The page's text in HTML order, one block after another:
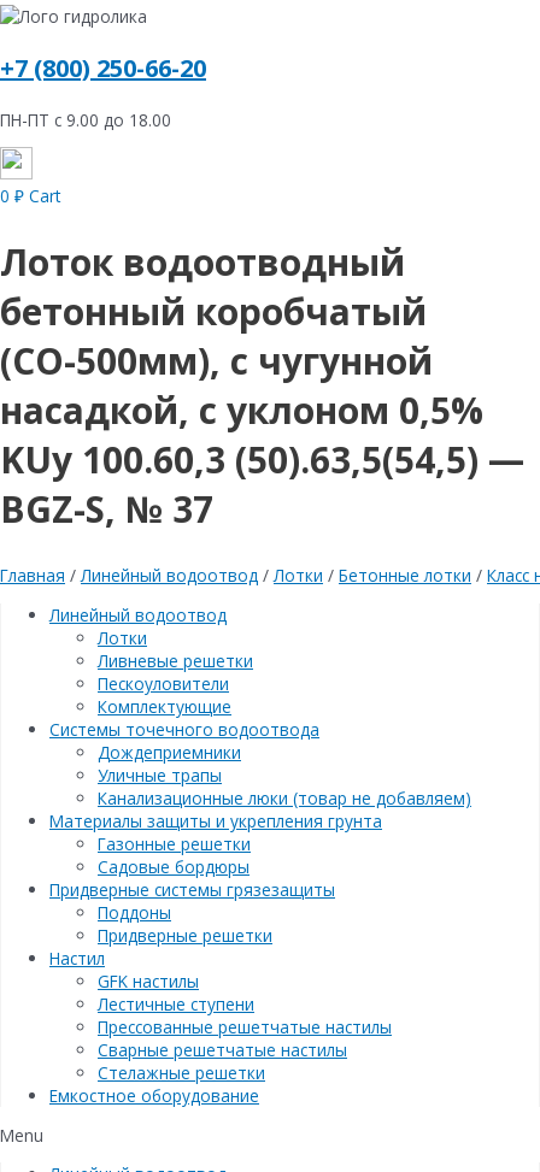
+7 (800) 250-66-20
ПН-ПТ с 9.00 до 18.00
0 ₽ Cart
Лоток водоотводный
бетонный коробчатый
(СО-500мм), с чугунной
насадкой, с уклоном 0,5%
KUу 100.60,3 (50).63,5(54,5) —
BGZ-S, № 37
Главная /Линейный водоотвод /Лотки / Бетонные лотки / Класс
Линейный водоотвод
Лотки
Ливневые решетки
Пескоуловители
Комплектующие
Системы точечного водоотвода
Дождеприемники
Уличные трапы
Канализационные люки (товар не добавляем)
Материалы защиты и укрепления грунта
Газонные решетки
Садовые бордюры
Придверные системы грязезащиты
Поддоны
Придверные решетки
Настил
GFK настилы
Лестичные ступени
Прессованные решетчатые настилы
Сварные решетчатые настилы
Стелажные решетки
Емкостное оборудование
Menu